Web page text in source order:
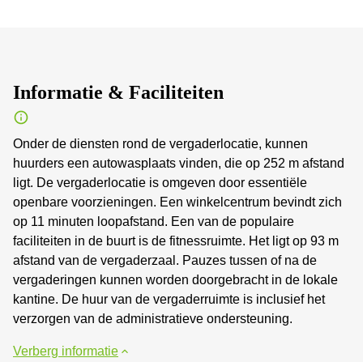
Informatie & Faciliteiten
Onder de diensten rond de vergaderlocatie, kunnen
huurders een autowasplaats vinden, die op 252 m afstand
ligt. De vergaderlocatie is omgeven door essentiële
openbare voorzieningen. Een winkelcentrum bevindt zich
op 11 minuten loopafstand. Een van de populaire
faciliteiten in de buurt is de fitnessruimte. Het ligt op 93 m
afstand van de vergaderzaal. Pauzes tussen of na de
vergaderingen kunnen worden doorgebracht in de lokale
kantine. De huur van de vergaderruimte is inclusief het
verzorgen van de administratieve ondersteuning.
Verberg informatie